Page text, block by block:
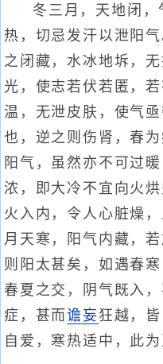
冬三月，天地闭
热，切忌发汗以泄阳
之闭藏，水冰地坼，
光，使志若伏若匿，
温，无泄皮肤，使气
也，逆之则伤肾，春
阳气，虽然亦不可过
浓，即大冷不宜向火
火入内，令人心脏燥
月天寒，阳气内藏，
则阳太甚矣，如遇春
春夏之交，阴气既入
症，甚而谵妄狂越，
自爱，寒热适中，此